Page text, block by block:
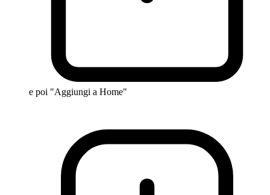
e poi "Aggiungi a Home"